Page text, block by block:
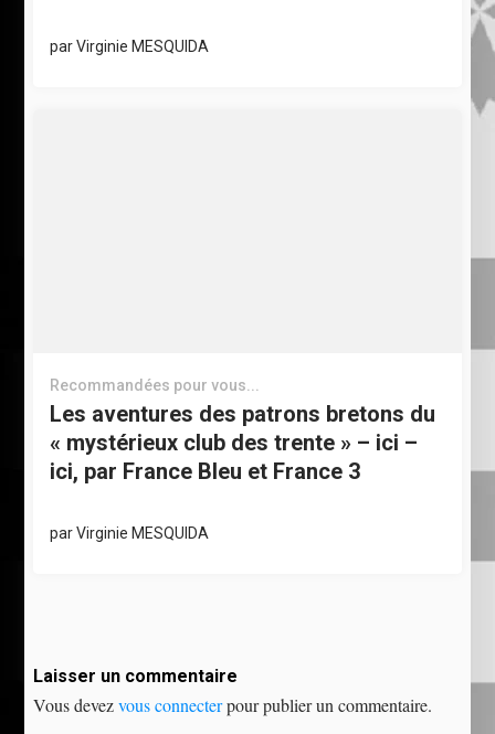
parVirginie MESQUIDA
Recommandées pour vous...
Les aventures des patrons bretons du
« mystérieux club des trente » – ici –
ici, par France Bleu et France 3
parVirginie MESQUIDA
Laisser un commentaire
Vous devezvous connecterpour publier un commentaire.